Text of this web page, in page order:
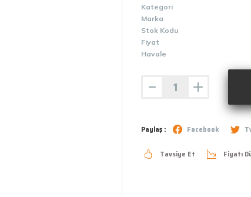
Kategori
Marka
Stok Kodu
Fiyat
Havale
Paylaş : Facebook
Tavsiye Et Fiyatı